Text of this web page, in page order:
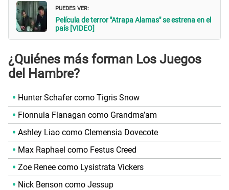
PUEDES VER:
Película de terror "Atrapa Alamas" se estrena en el
país [VIDEO]
¿Quiénes más forman Los Juegos
del Hambre?
Hunter Schafer como Tigris Snow
Fionnula Flanagan como Grandma’am
Ashley Liao como Clemensia Dovecote
Max Raphael como Festus Creed
Zoe Renee como Lysistrata Vickers
Nick Benson como Jessup